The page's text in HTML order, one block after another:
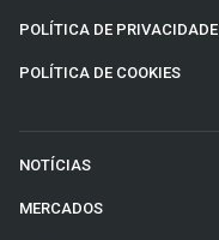
POLÍTICA DE PRIVACIDADE
POLÍTICA DE COOKIES
NOTÍCIAS
MERCADOS